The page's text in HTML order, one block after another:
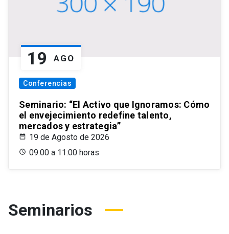
19 AGO
Conferencias
Seminario: “El Activo que Ignoramos: Cómo
el envejecimiento redefine talento,
mercados y estrategia”
19 de Agosto de 2026
09:00 a 11:00 horas
Seminarios